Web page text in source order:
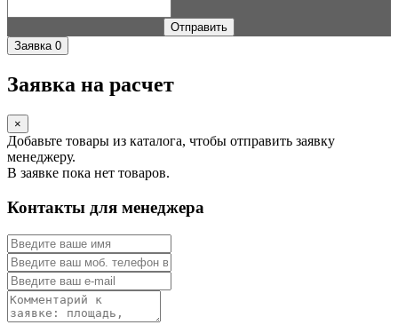
Отправить
Заявка 0
Заявка на расчет
×
Добавьте товары из каталога, чтобы отправить заявку
менеджеру.
В заявке пока нет товаров.
Контакты для менеджера